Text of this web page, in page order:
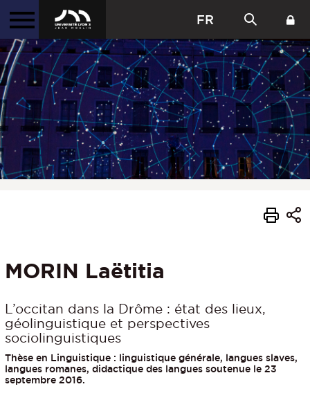
FR
MORIN Laëtitia
L’occitan dans la Drôme : état des lieux,
géolinguistique et perspectives
sociolinguistiques
Thèse en Linguistique : linguistique générale, langues slaves,
langues romanes, didactique des langues soutenue le 23
septembre 2016.